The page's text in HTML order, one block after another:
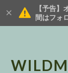
【予告
間はフォ